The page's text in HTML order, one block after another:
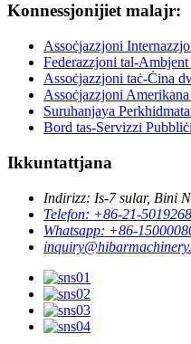
Konnessjonijiet malajr:
Assoċjazzjoni
Federazzjoni tal-
Assoċjazzjoni taċ-Ċina
Assoċjazzjoni
Suruhanjaya
Bord tas-Servizzi
Ikkuntattjana
Indirizz: Is-7 sular, Bini
Telefon: +86-21-
Whatsapp: +86-